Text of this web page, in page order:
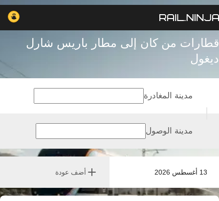
قطارات من كان إلى مطار باريس شارل
ديغول
13 أغسطس 2026 أضف عودة
مدينة المغادرة
مدينة الوصول